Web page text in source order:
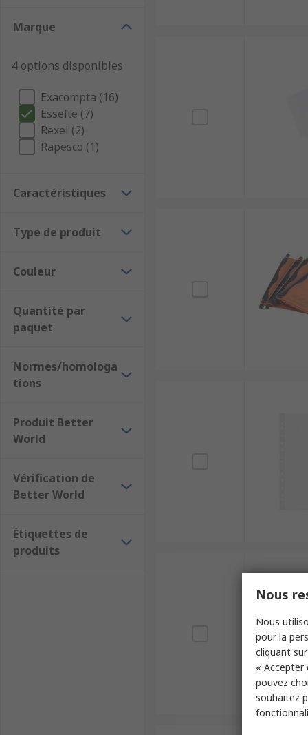
Marque
4 options disponibles
Exacompta (16)
Esselte (7)
Rexel (2)
Rapesco (1)
Caractéristiques
Type de produit
Couleur
Quantité par
paquet
Normes/homologa
tions
Produit Better
World
Vérification de
Better World
Étiquettes de
produits
Nous
Nous
pour la
cliquant sur
«
pouvez
souhaitez